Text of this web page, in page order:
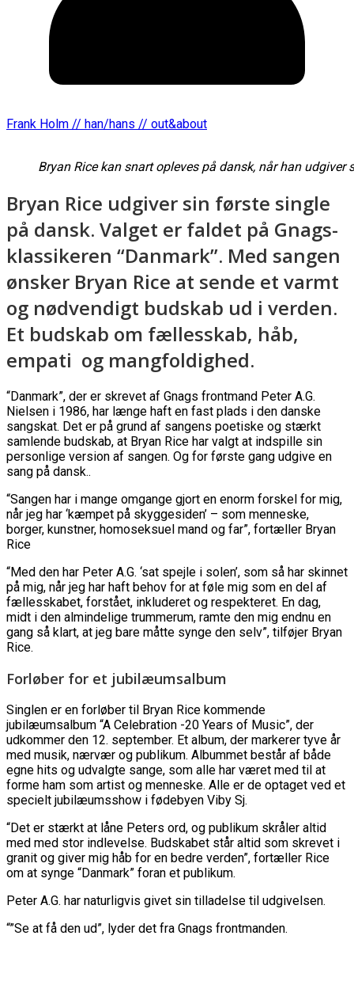
Frank Holm // han/hans // out&about
Bryan Rice kan snart opleves på dansk, når han
Bryan Rice udgiver sin første single
på dansk. Valget er faldet på Gnags-
klassikeren “Danmark”. Med sangen
ønsker Bryan Rice at sende et varmt
og nødvendigt budskab ud i verden.
Et budskab om fællesskab, håb,
empati og mangfoldighed.
“Danmark”, der er skrevet af Gnags frontmand Peter A.G.
Nielsen i 1986, har længe haft en fast plads i den danske
sangskat. Det er på grund af sangens poetiske og stærkt
samlende budskab, at Bryan Rice har valgt at indspille sin
personlige version af sangen. Og for første gang udgive en
sang på dansk..
“Sangen har i mange omgange gjort en enorm forskel for mig,
når jeg har ‘kæmpet på skyggesiden’ – som menneske,
borger, kunstner, homoseksuel mand og far”, fortæller Bryan
Rice
“Med den har Peter A.G. ‘sat spejle i solen’, som så har skinnet
på mig, når jeg har haft behov for at føle mig som en del af
fællesskabet, forstået, inkluderet og respekteret. En dag,
midt i den almindelige trummerum, ramte den mig endnu en
gang så klart, at jeg bare måtte synge den selv”, tilføjer Bryan
Rice.
Forløber for et jubilæumsalbum
Singlen er en forløber til Bryan Rice kommende
jubilæumsalbum “A Celebration -20 Years of Music”, der
udkommer den 12. september. Et album, der markerer tyve år
med musik, nærvær og publikum. Albummet består af både
egne hits og udvalgte sange, som alle har været med til at
forme ham som artist og menneske. Alle er de optaget ved et
specielt jubilæumsshow i fødebyen Viby Sj.
“Det er stærkt at låne Peters ord, og publikum skråler altid
med med stor indlevelse. Budskabet står altid som skrevet i
granit og giver mig håb for en bedre verden”, fortæller Rice
om at synge “Danmark” foran et publikum.
Peter A.G. har naturligvis givet sin tilladelse til udgivelsen.
“”Se at få den ud”, lyder det fra Gnags frontmanden.